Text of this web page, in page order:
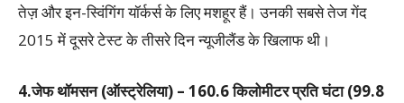
तेज़ और इन-स्विंगिंग यॉर्कर्स के लिए मशहूर हैं। उनकी सबसे तेज गेंद
2015 में दूसरे टेस्ट के तीसरे दिन न्यूजीलैंड के खिलाफ थी।
4.जेफ थॉमसन (ऑस्ट्रेलिया) – 160.6 किलोमीटर प्रति घंटा (99.8